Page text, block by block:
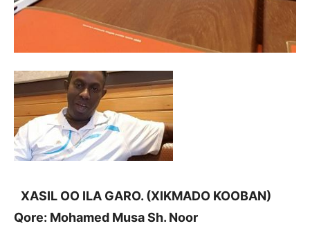
XASIL OO ILA GARO. (XIKMADO KOOBAN)
Qore: Mohamed Musa Sh. Noor